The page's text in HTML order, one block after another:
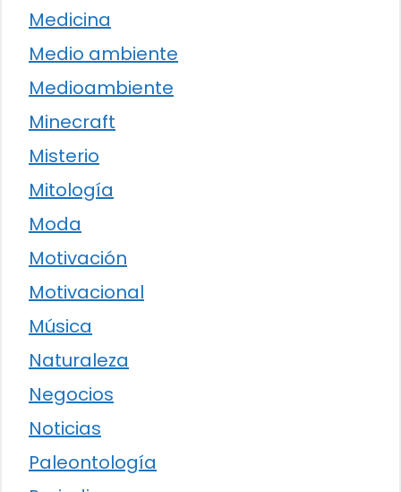
Medicina
Medio ambiente
Medioambiente
Minecraft
Misterio
Mitología
Moda
Motivación
Motivacional
Música
Naturaleza
Negocios
Noticias
Paleontología